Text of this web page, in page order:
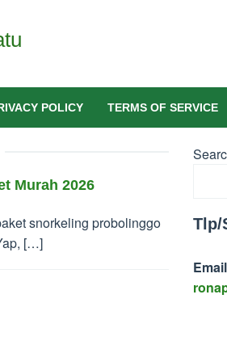
POLICY TERMS OF SERVICE
Murah 2026
snorkeling probolinggo
[…]
Tlp/